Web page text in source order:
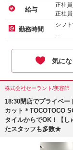
給与
正社
正社
勤務時間
シフ
…
気にな
株式会社セーラント/美容師
18:30閉店でプライベー
カット＊TOCOTOCO
タイルからでOK！【し
たスタッフも多数★